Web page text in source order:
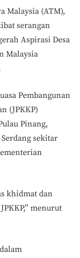
Malaysia (ATM),
serangan
Aspirasi Desa
Malaysia
Pembangunan
(JPKKP)
Pinang,
sekitar
khidmat dan
menurut